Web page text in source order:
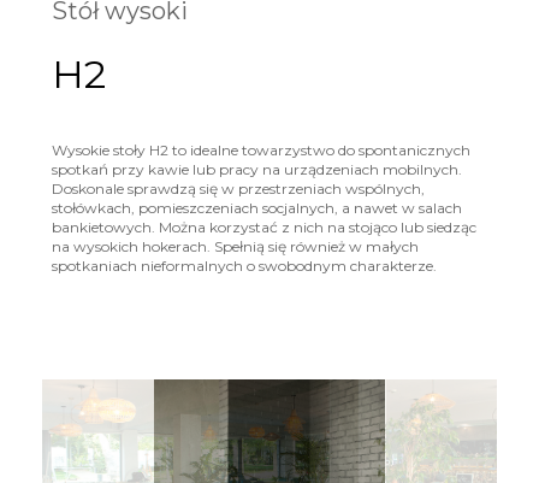
Stół wysoki
H2
Wysokie stoły H2 to idealne towarzystwo do spontanicznych
spotkań przy kawie lub pracy na urządzeniach mobilnych.
Doskonale sprawdzą się w przestrzeniach wspólnych,
stołówkach, pomieszczeniach socjalnych, a nawet w salach
bankietowych. Można korzystać z nich na stojąco lub siedząc
na wysokich hokerach. Spełnią się również w małych
spotkaniach nieformalnych o swobodnym charakterze.